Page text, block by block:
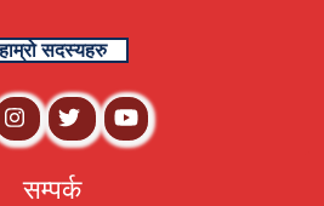
सदस्यहरु
सम्पर्क